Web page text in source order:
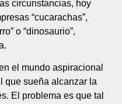
circunstancias, hoy
“cucarachas”,
o “dinosaurio”,
el mundo aspiracional
que sueña alcanzar la
El problema es que tal